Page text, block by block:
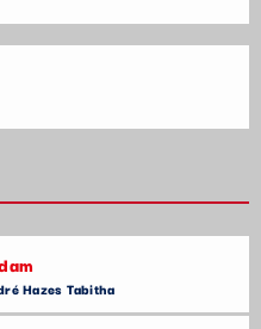
Hazes Tabitha